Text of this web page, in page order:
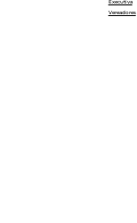
Executiva
Vereadores